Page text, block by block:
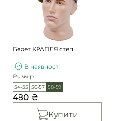
Берет КРАПЛЯ степ
В наявності
Розмір
54-55 56-57 58-59
480 ₴
Купити